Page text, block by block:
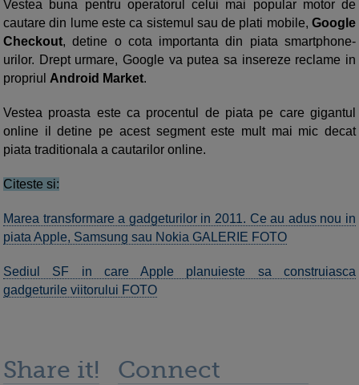
Vestea buna pentru operatorul celui mai popular motor de
cautare din lume este ca sistemul sau de plati mobile, Google
Checkout, detine o cota importanta din piata smartphone-
urilor. Drept urmare, Google va putea sa insereze reclame in
propriul Android Market.
Vestea proasta este ca procentul de piata pe care gigantul
online il detine pe acest segment este mult mai mic decat
piata traditionala a cautarilor online.
Citeste si:
Marea transformare a gadgeturilor in 2011. Ce au adus nou in
piata Apple, Samsung sau Nokia GALERIE FOTO
Sediul SF in care Apple planuieste sa construiasca
gadgeturile viitorului FOTO
Share it! Connect